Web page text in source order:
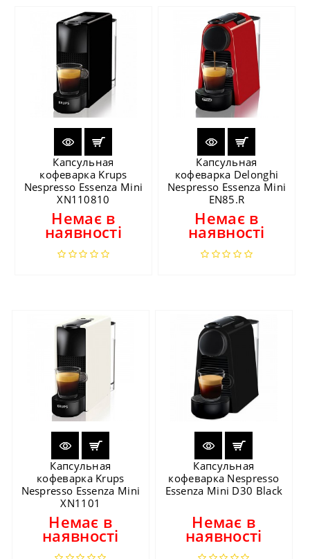
Капсульная
кофеварка Krups
Nespresso Essenza Mini
XN110810
Немає в
наявності
Капсульная
кофеварка Delonghi
Nespresso Essenza Mini
EN85.R
Немає в
наявності
Капсульная
кофеварка Krups
Nespresso Essenza Mini
XN1101
Немає в
наявності
Капсульная
кофеварка Nespresso
Essenza Mini D30 Black
Немає в
наявності